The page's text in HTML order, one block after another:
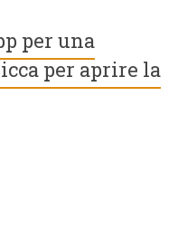
per una
per aprire la